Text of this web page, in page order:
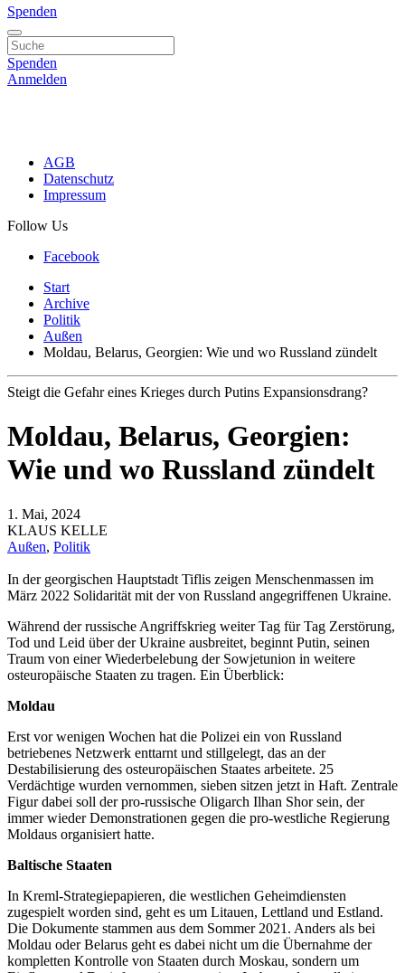
Spenden
Spenden
Anmelden
AGB
Datenschutz
Impressum
Follow Us
Facebook
Start
Archive
Politik
Außen
Moldau, Belarus, Georgien: Wie und wo Russland zündelt
Steigt die Gefahr eines Krieges durch Putins Expansionsdrang?
Moldau, Belarus, Georgien:
Wie und wo Russland zündelt
1. Mai, 2024
KLAUS KELLE
Außen, Politik
In der georgischen Hauptstadt Tiflis zeigen Menschenmassen im
März 2022 Solidarität mit der von Russland angegriffenen Ukraine.
Während der russische Angriffskrieg weiter Tag für Tag Zerstörung,
Tod und Leid über der Ukraine ausbreitet, beginnt Putin, seinen
Traum von einer Wiederbelebung der Sowjetunion in weitere
osteuropäische Staaten zu tragen. Ein Überblick:
Moldau
Erst vor wenigen Wochen hat die Polizei ein von Russland
betriebenes Netzwerk enttarnt und stillgelegt, das an der
Destabilisierung des osteuropäischen Staates arbeitete. 25
Verdächtige wurden vernommen, sieben sitzen jetzt in Haft. Zentrale
Figur dabei soll der pro-russische Oligarch Ilhan Shor sein, der
immer wieder Demonstrationen gegen die pro-westliche Regierung
Moldaus organisiert hatte.
Baltische Staaten
In Kreml-Strategiepapieren, die westlichen Geheimdiensten
zugespielt worden sind, geht es um Litauen, Lettland und Estland.
Die Dokumente stammen aus dem Sommer 2021. Anders als bei
Moldau oder Belarus geht es dabei nicht um die Übernahme der
kompletten Kontrolle von Staaten durch Moskau, sondern um